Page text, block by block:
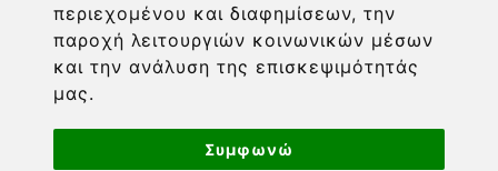
περιεχομένου και διαφημίσεων, την
παροχή λειτουργιών κοινωνικών μέσων
και την ανάλυση της επισκεψιμότητάς
μας.
Συμφωνώ